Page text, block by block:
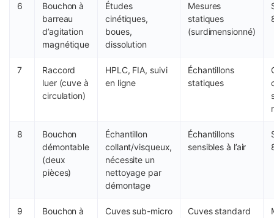
6
Bouchon à
barreau
d’agitation
magnétique
Études
cinétiques,
boues,
dissolution
Mesures
statiques
(surdimensionné)
7
Raccord
luer (cuve à
circulation)
HPLC, FIA, suivi
en ligne
Échantillons
statiques
8
Bouchon
démontable
(deux
pièces)
Échantillon
collant/visqueux,
nécessite un
nettoyage par
démontage
Échantillons
sensibles à l’air
9
Bouchon à
Cuves sub-micro
Cuves standard